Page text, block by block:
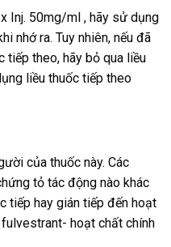
Inj. 50mg/ml , hãy sử dụng
nhớ ra. Tuy nhiên, nếu đã
tiếp theo, hãy bỏ qua liều
liều thuốc tiếp theo
của thuốc này. Các
tỏ tác động nào khác
tiếp hay gián tiếp đến hoạt
hoạt chất chính